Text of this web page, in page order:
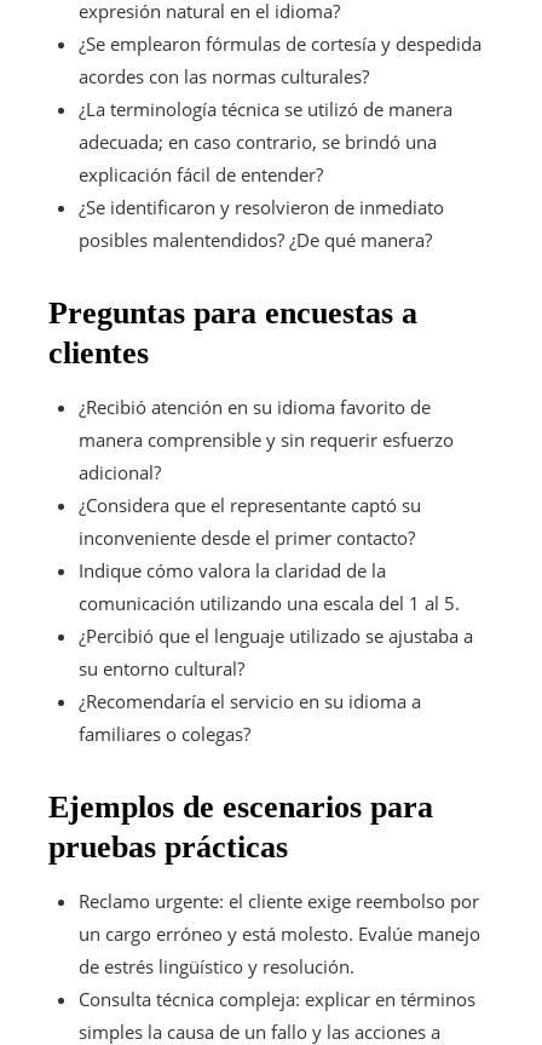
expresión natural en el idioma?
¿Se emplearon fórmulas de cortesía y despedida
acordes con las normas culturales?
¿La terminología técnica se utilizó de manera
adecuada; en caso contrario, se brindó una
explicación fácil de entender?
¿Se identificaron y resolvieron de inmediato
posibles malentendidos? ¿De qué manera?
Preguntas para encuestas a
clientes
¿Recibió atención en su idioma favorito de
manera comprensible y sin requerir esfuerzo
adicional?
¿Considera que el representante captó su
inconveniente desde el primer contacto?
Indique cómo valora la claridad de la
comunicación utilizando una escala del 1 al 5.
¿Percibió que el lenguaje utilizado se ajustaba a
su entorno cultural?
¿Recomendaría el servicio en su idioma a
familiares o colegas?
Ejemplos de escenarios para
pruebas prácticas
Reclamo urgente: el cliente exige reembolso por
un cargo erróneo y está molesto. Evalúe manejo
de estrés lingüístico y resolución.
Consulta técnica compleja: explicar en términos
simples la causa de un fallo y las acciones a